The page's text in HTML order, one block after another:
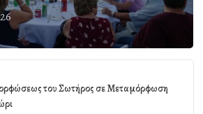
του Σωτήρος σε Μεταμόρφωση